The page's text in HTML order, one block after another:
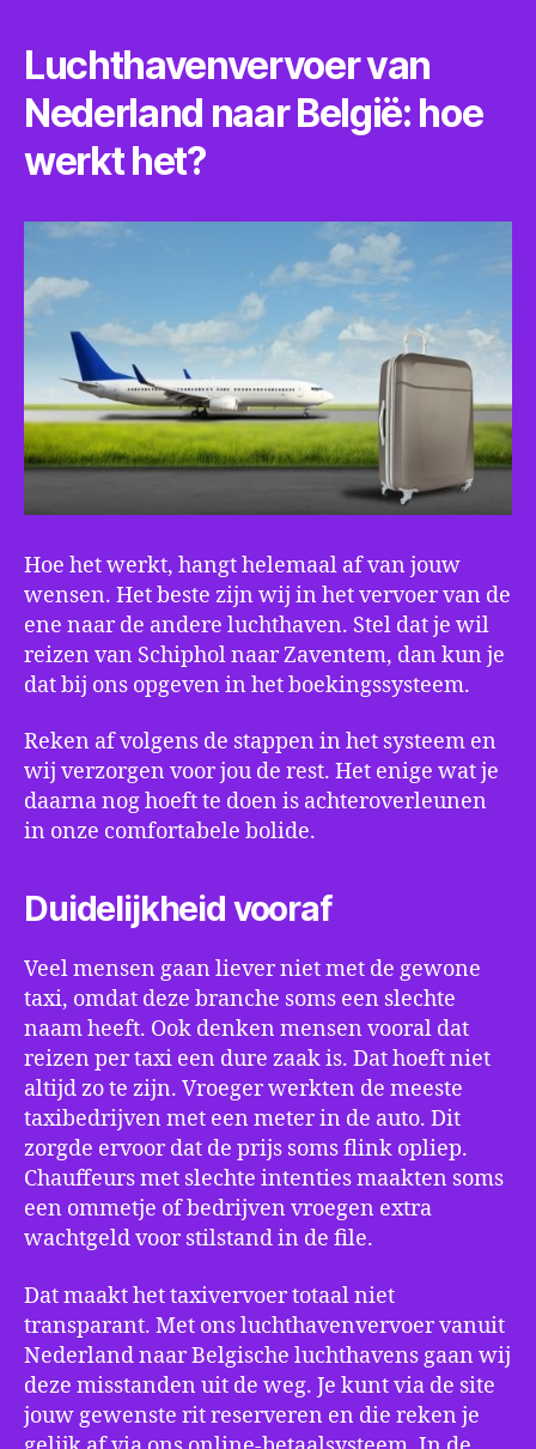
Luchthavenvervoer van
Nederland naar België: hoe
werkt het?
Hoe het werkt, hangt helemaal af van jouw
wensen. Het beste zijn wij in het vervoer van de
ene naar de andere luchthaven. Stel dat je wil
reizen van Schiphol naar Zaventem, dan kun je
dat bij ons opgeven in het boekingssysteem.
Reken af volgens de stappen in het systeem en
wij verzorgen voor jou de rest. Het enige wat je
daarna nog hoeft te doen is achteroverleunen
in onze comfortabele bolide.
Duidelijkheid vooraf
Veel mensen gaan liever niet met de gewone
taxi, omdat deze branche soms een slechte
naam heeft. Ook denken mensen vooral dat
reizen per taxi een dure zaak is. Dat hoeft niet
altijd zo te zijn. Vroeger werkten de meeste
taxibedrijven met een meter in de auto. Dit
zorgde ervoor dat de prijs soms flink opliep.
Chauffeurs met slechte intenties maakten soms
een ommetje of bedrijven vroegen extra
wachtgeld voor stilstand in de file.
Dat maakt het taxivervoer totaal niet
transparant. Met ons luchthavenvervoer vanuit
Nederland naar Belgische luchthavens gaan wij
deze misstanden uit de weg. Je kunt via de site
jouw gewenste rit reserveren en die reken je